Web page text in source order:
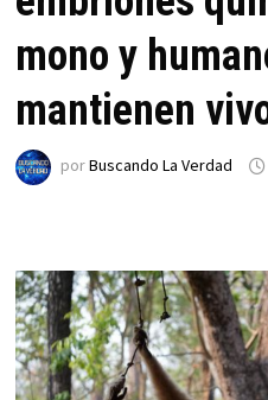
mono y
mantienen
porBuscando La Verdad